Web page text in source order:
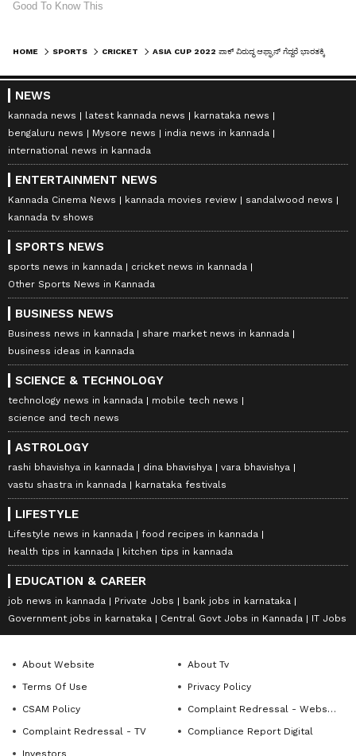
HOME SPORTS CRICKET
NEWS
kannada news latest kannada news
karnataka news
bengaluru news
Mysore news
india news in kannada
international news in kannada
ENTERTAINMENT NEWS
Kannada Cinema News kannada movies review
sandalwood news
kannada tv shows
SPORTS NEWS
sports news in kannada
cricket news in kannada
Other Sports News in Kannada
BUSINESS NEWS
Business news in kannada
share market news in kannada
business ideas in kannada
SCIENCE & TECHNOLOGY
technology news in kannada
mobile tech news
science and tech news
ASTROLOGY
rashi bhavishya in kannada dina bhavishya
vara bhavishya
vastu shastra in kannada
karnataka festivals
LIFESTYLE
Lifestyle news in kannada
food recipes in kannada
health tips in kannada
kitchen tips in kannada
EDUCATION & CAREER
job news in kannada Private Jobs
bank jobs in karnataka
Government jobs in karnataka
Central Govt Jobs in Kannada IT Jobs
About Website
About Tv
Terms Of Use
Privacy Policy
CSAM Policy
Complaint Redressal - Website
Complaint Redressal - TV
Compliance Report Digital